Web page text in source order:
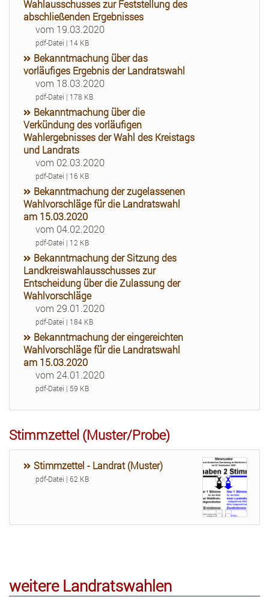
Wahlausschusses zur Feststellung des
abschließenden Ergebnisses
vom 19.03.2020
pdf-Datei | 14 KB
Bekanntmachung über das
vorläufiges Ergebnis der Landratswahl
vom 18.03.2020
pdf-Datei | 178 KB
Bekanntmachung über die
Verkündung des vorläufigen
Wahlergebnisses der Wahl des Kreistags
und Landrats
vom 02.03.2020
pdf-Datei | 16 KB
Bekanntmachung der zugelassenen
Wahlvorschläge für die Landratswahl
am 15.03.2020
vom 04.02.2020
pdf-Datei | 12 KB
Bekanntmachung der Sitzung des
Landkreiswahlausschusses zur
Entscheidung über die Zulassung der
Wahlvorschläge
vom 29.01.2020
pdf-Datei | 184 KB
Bekanntmachung der eingereichten
Wahlvorschläge für die Landratswahl
am 15.03.2020
vom 24.01.2020
pdf-Datei | 59 KB
Stimmzettel (Muster/Probe)
Stimmzettel - Landrat (Muster)
pdf-Datei | 62 KB
weitere Landratswahlen